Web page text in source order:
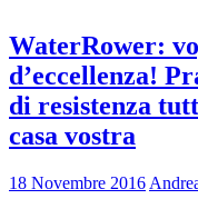
WaterRower:
d’eccellenza!
di resistenza
casa vostra
18 Novembre 2016